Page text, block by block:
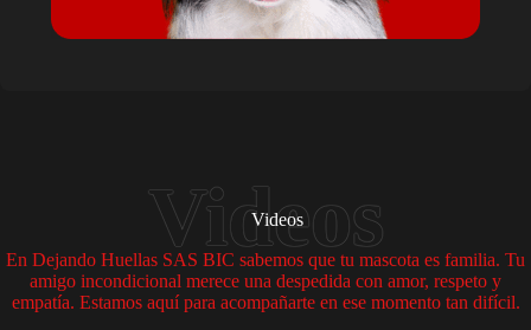
Videos
En Dejando Huellas SAS BIC sabemos que tu mascota es familia. Tu
amigo incondicional merece una despedida con amor, respeto y
empatía. Estamos aquí para acompañarte en ese momento tan difícil.